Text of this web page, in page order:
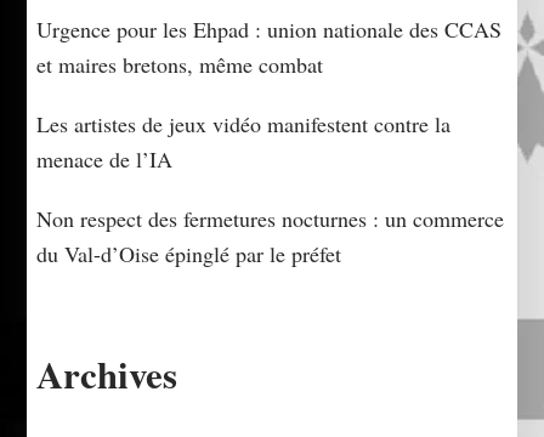
Urgence pour les Ehpad : union nationale des CCAS
et maires bretons, même combat
Les artistes de jeux vidéo manifestent contre la
menace de l’IA
Non respect des fermetures nocturnes : un commerce
du Val-d’Oise épinglé par le préfet
Archives